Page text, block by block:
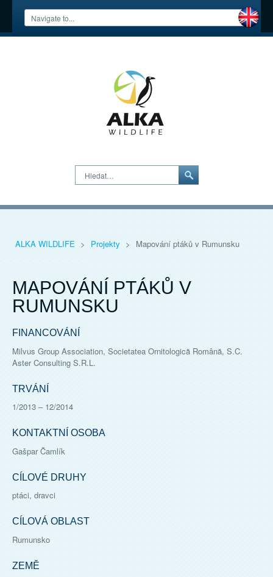
Hledat…
ALKA WILDLIFE > Projekty > Mapování ptáků v Rumunsku
MAPOVÁNÍ PTÁKŮ V
RUMUNSKU
FINANCOVÁNÍ
Milvus Group Association, Societatea Ornitologică Română, S.C.
Aster Consulting S.R.L.
TRVÁNÍ
1/2013 – 12/2014
KONTAKTNÍ OSOBA
Gašpar Čamlík
CÍLOVÉ DRUHY
ptáci, dravci
CÍLOVÁ OBLAST
Rumunsko
ZEMĚ